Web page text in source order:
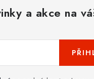
a akce na